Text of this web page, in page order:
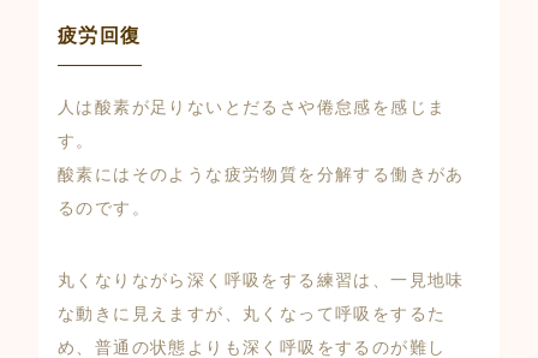
疲労回復
人は酸素が足りないとだるさや倦怠感を感じま
す。
酸素にはそのような疲労物質を分解する働きがあ
るのです。
丸くなりながら深く呼吸をする練習は、一見地味
な動きに見えますが、丸くなって呼吸をするた
め、普通の状態よりも深く呼吸をするのが難し